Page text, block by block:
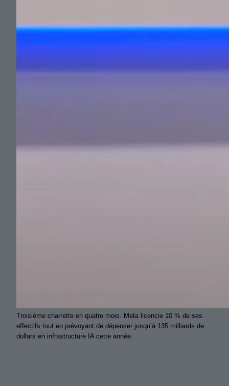
Troisième charrette en quatre mois. Meta licencie 10 % de ses
effectifs tout en prévoyant de dépenser jusqu’à 135 milliards de
dollars en infrastructure IA cette année.